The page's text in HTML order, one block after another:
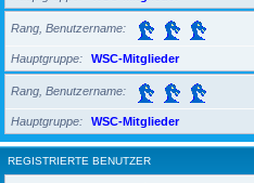
Rang, Benutzername
Hauptgruppe WSC-Mitglieder
Rang, Benutzername
Hauptgruppe WSC-Mitglieder
REGISTRIERTE BENUTZER